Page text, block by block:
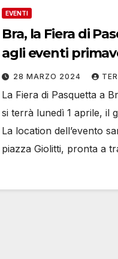
EVENTI
Bra, la Fiera di
agli eventi
28 MARZO 2024
La Fiera di Pasquetta a
si terrà lunedì 1 aprile, il
La location dell’evento
piazza Giolitti, pronta a